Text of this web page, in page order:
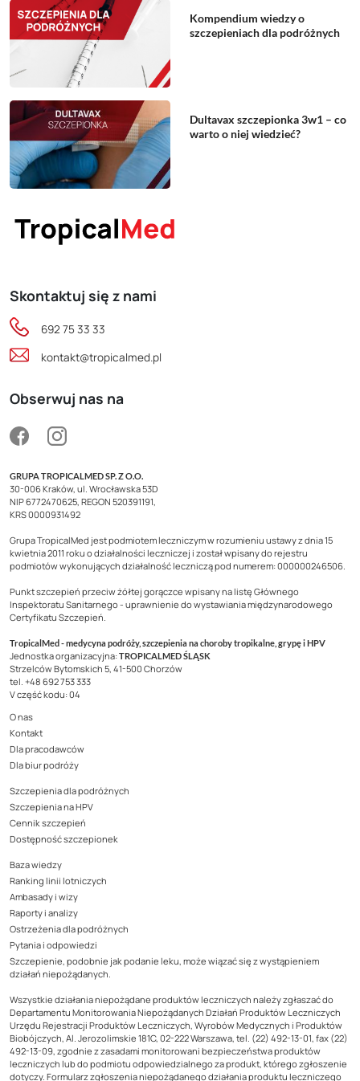
Kompendium wiedzy o
szczepieniach dla podróżnych
Dultavax szczepionka 3w1 – co
warto o niej wiedzieć?
Skontaktuj się z nami
692 75 33 33
kontakt@tropicalmed.pl
Obserwuj nas na
GRUPA TROPICALMED SP. Z O.O.
30-006 Kraków, ul. Wrocławska 53D
NIP 6772470625, REGON 520391191,
KRS 0000931492
Grupa TropicalMed jest podmiotem leczniczym w rozumieniu ustawy z dnia 15
kwietnia 2011 roku o działalności leczniczej i został wpisany do rejestru
podmiotów wykonujących działalność leczniczą pod numerem: 000000246506.
Punkt szczepień przeciw żółtej gorączce wpisany na listę Głównego
Inspektoratu Sanitarnego - uprawnienie do wystawiania międzynarodowego
Certyfikatu Szczepień.
TropicalMed - medycyna podróży, szczepienia na choroby tropikalne, grypę i HPV
Jednostka organizacyjna:TROPICALMED ŚLĄSK
Strzelców Bytomskich 5, 41-500 Chorzów
tel. +48 692 753 333
V część kodu: 04
O nas
Kontakt
Dla pracodawców
Dla biur podróży
Szczepienia dla podróżnych
Szczepienia na HPV
Cennik szczepień
Dostępność szczepionek
Baza wiedzy
Ranking linii lotniczych
Ambasady i wizy
Raporty i analizy
Ostrzeżenia dla podróżnych
Pytania i odpowiedzi
Szczepienie, podobnie jak podanie leku, może wiązać się z wystąpieniem
działań niepożądanych.
Wszystkie działania niepożądane produktów leczniczych należy zgłaszać do
Departamentu Monitorowania Niepożądanych Działań Produktów Leczniczych
Urzędu Rejestracji Produktów Leczniczych, Wyrobów Medycznych i Produktów
Biobójczych, Al. Jerozolimskie 181C, 02-222 Warszawa, tel. (22) 492-13-01, fax (22)
492-13-09, zgodnie z zasadami monitorowani bezpieczeństwa produktów
leczniczych lub do podmiotu odpowiedzialnego za produkt, którego zgłoszenie
dotyczy. Formularz zgłoszenia niepożądanego działania produktu leczniczego